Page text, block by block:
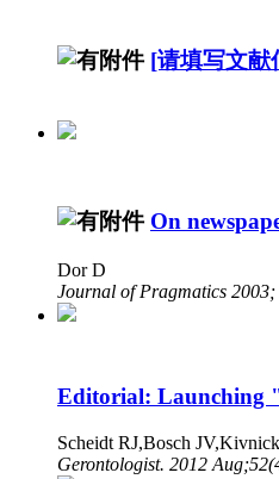
[请填写文
On
Dor D
Journal of Pragmatics
Editorial: Launching
Scheidt RJ,Bosch
Gerontologist. 2012